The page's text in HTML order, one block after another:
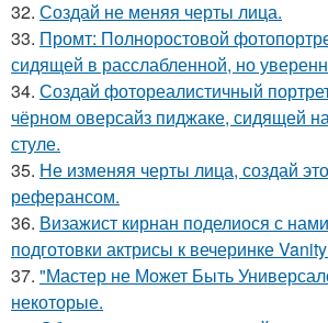
32. Создай не меняя черты лица.
33. Промт: Полноростовой
сидящей в расслабленной, но
34. Создай фотореалистичный
чёрном оверсайз пиджаке, сидящей
стуле.
35. Не изменяя черты лица, создай
реферансом.
36. Визажист кирнан поделиося с
подготовки актрисы к вечеринке
37. "Мастер не Может Быть
некоторые.